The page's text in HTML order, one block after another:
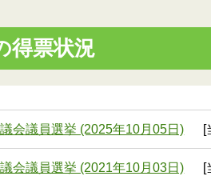
得票状況
会議員選挙 (2025年10月05日) [
会議員選挙 (2021年10月03日) [